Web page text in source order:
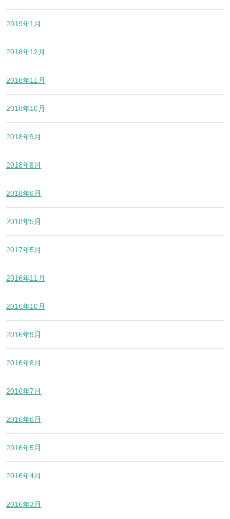
2019年1月
2018年12月
2018年11月
2018年10月
2018年9月
2018年8月
2018年6月
2018年5月
2017年5月
2016年11月
2016年10月
2016年9月
2016年8月
2016年7月
2016年6月
2016年5月
2016年4月
2016年3月